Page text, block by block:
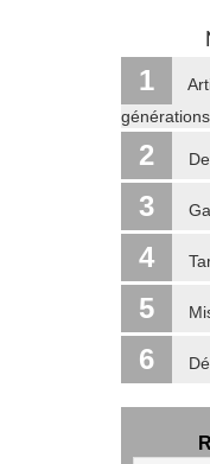
1
générations
2
3
4
5
6